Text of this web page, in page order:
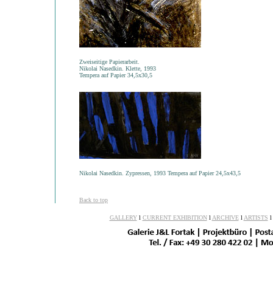
Zweiseitige Papierarbeit.
Nikolai Nasedkin. Klette, 1993
Tempera auf Papier 34,5x30,5
Nikolai Nasedkin. Zypressen, 1993 Tempera auf Papier 24,5x43,5
Back to top
GALLERYl CURRENT EXHIBITIONl ARCHIVEl ARTISTS l